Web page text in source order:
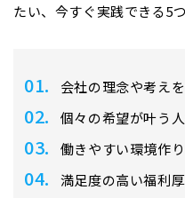
たい、今すぐ実践できる5
会社の理念や考え
個々の希望が叶う
働きやすい環境作り
満足度の高い福利